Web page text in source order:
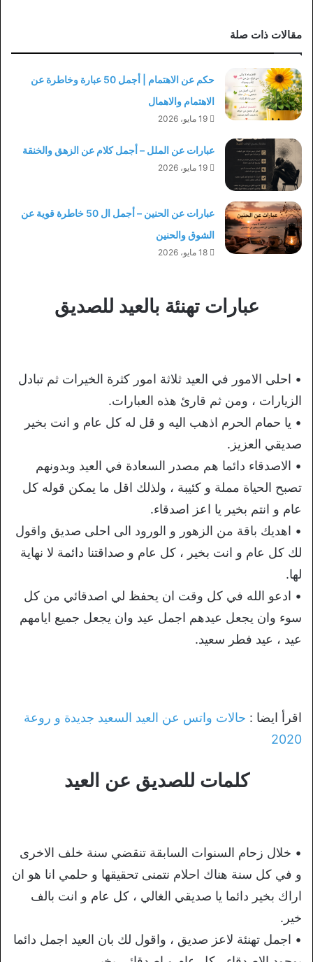
مقالات ذات صلة
حكم عن الاهتمام | أجمل 50 عبارة وخاطرة عن
الاهتمام والاهمال
19 مايو، 2026
عبارات عن الملل – أجمل كلام عن الزهق والخنقة
19 مايو، 2026
عبارات عن الحنين – أجمل ال 50 خاطرة قوية عن
الشوق والحنين
18 مايو، 2026
عبارات تهنئة بالعيد للصديق
• احلى الامور في العيد ثلاثة امور كثرة الخيرات ثم تبادل
الزيارات ، ومن ثم قارئ هذه العبارات.
• يا حمام الحرم اذهب اليه و قل له كل عام و انت بخير
صديقي العزيز.
• الاصدقاء دائما هم مصدر السعادة في العيد وبدونهم
تصبح الحياة مملة و كئيبة ، ولذلك اقل ما يمكن قوله كل
عام و انتم بخير يا اعز اصدقاء.
• اهديك باقة من الزهور و الورود الى احلى صديق واقول
لك كل عام و انت بخير ، كل عام و صداقتنا دائمة لا نهاية
لها.
• ادعو الله في كل وقت ان يحفظ لي اصدقائي من كل
سوء وان يجعل عيدهم اجمل عيد وان يجعل جميع ايامهم
عيد ، عيد فطر سعيد.
اقرأ ايضا : حالات واتس عن العيد السعيد جديدة و روعة
2020
كلمات للصديق عن العيد
• خلال زحام السنوات السابقة تنقضي سنة خلف الاخرى
و في كل سنة هناك احلام نتمنى تحقيقها و حلمي انا هو ان
اراك بخير دائما يا صديقي الغالي ، كل عام و انت بالف
خير.
• اجمل تهنئة لاعز صديق ، واقول لك بان العيد اجمل دائما